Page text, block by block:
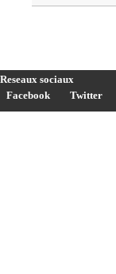
Reseaux sociaux
Facebook
Twitter